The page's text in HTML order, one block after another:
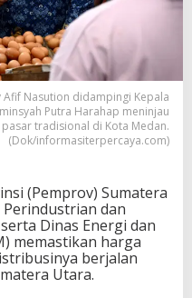
Nasution didampingi Kepala
Putra Harahap meninjau
tradisional di Kota Medan.
(Dok/informasiterpercaya.com)
(Pemprov) Sumatera
dan
Dinas Energi dan
memastikan harga
berjalan
Utara.